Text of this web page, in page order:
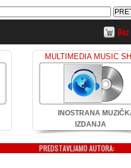
MULTIMEDIA MUSIC
INOSTRANA
IZDANJA
PREDSTAVLJAMO AUTORA: